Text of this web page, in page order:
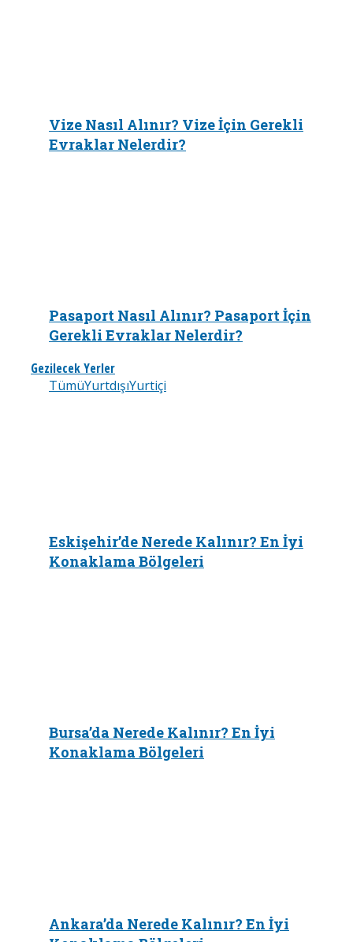
Vize Nasıl Alınır? Vize İçin Gerekli
Evraklar Nelerdir?
Pasaport Nasıl Alınır? Pasaport İçin
Gerekli Evraklar Nelerdir?
Gezilecek Yerler
TümüYurtdışıYurtiçi
Eskişehir’de Nerede Kalınır? En İyi
Konaklama Bölgeleri
Bursa’da Nerede Kalınır? En İyi
Konaklama Bölgeleri
Ankara’da Nerede Kalınır? En İyi